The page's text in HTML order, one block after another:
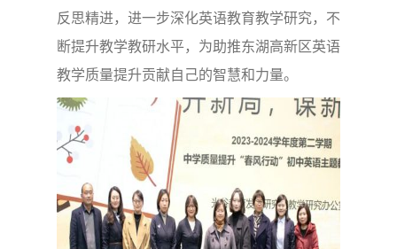
反思精进，进一步深化英语教育教学研究，不
断提升教学教研水平，为助推东湖高新区英语
教学质量提升贡献自己的智慧和力量。